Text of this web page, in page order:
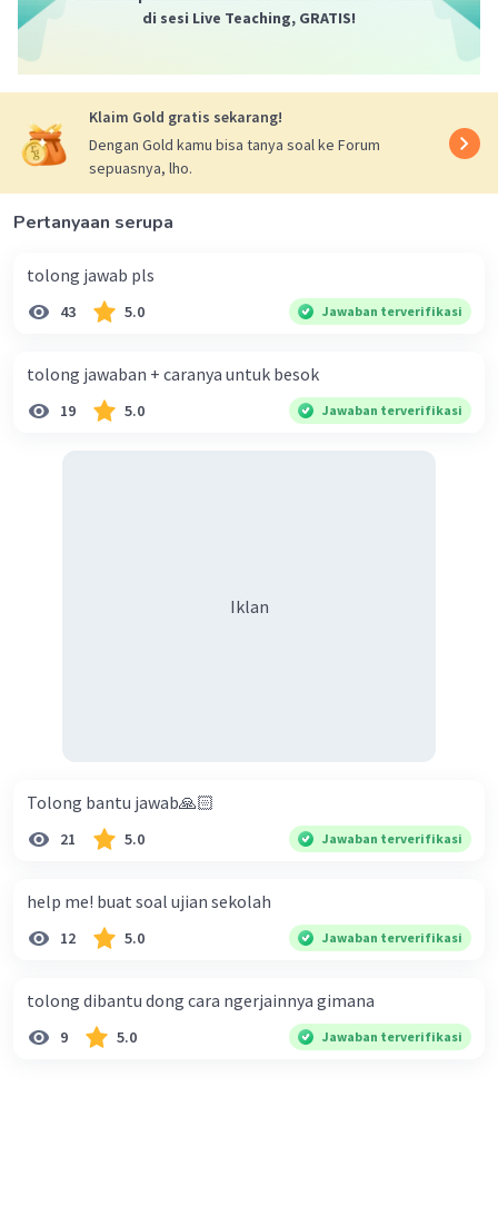
di sesi Live Teaching, GRATIS!
Klaim Gold gratis sekarang!
Dengan Gold kamu bisa tanya soal ke Forum
sepuasnya, lho.
Pertanyaan serupa
tolong jawab pls
43 5.0 Jawaban terverifikasi
tolong jawaban + caranya untuk besok
19 5.0 Jawaban terverifikasi
Iklan
Tolong bantu jawab🙏🏻
21 5.0 Jawaban terverifikasi
help me! buat soal ujian sekolah
12 5.0 Jawaban terverifikasi
tolong dibantu dong cara ngerjainnya gimana
9 5.0 Jawaban terverifikasi